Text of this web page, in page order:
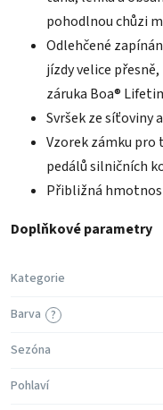
pohodlnou chůzi
Odlehčené
jízdy velice
záruka Boa®
Svršek ze síťoviny
Vzorek zámku
pedálů silničních
Přibližná
Doplňkové parametry
Kategorie
?
Barva
Sezóna
Pohlaví